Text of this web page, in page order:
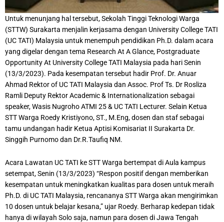
Untuk menunjang hal tersebut, Sekolah Tinggi Teknologi Warga
(STTW) Surakarta menjalin kerjasama dengan University College TATI
(UC TATI) Malaysia untuk menempuh pendidikan Ph.D. dalam acara
yang digelar dengan tema Research At A Glance, Postgraduate
Opportunity At University College TATI Malaysia pada hari Senin
(13/3/2023). Pada kesempatan tersebut hadir Prof. Dr. Anuar
Ahmad Rektor of UC TATI Malaysia dan Assoc. Prof Ts. Dr Rosliza
Ramli Deputy Rektor Academic & Internationalization sebagai
speaker, Wasis Nugroho ATMI 25 & UC TATI Lecturer. Selain Ketua
STT Warga Roedy Kristiyono, ST., M.Eng, dosen dan staf sebagai
tamu undangan hadir Ketua Aptisi Komisariat II Surakarta Dr.
Singgih Purnomo dan Dr.R.Taufiq NM.
Acara Lawatan UC TATI ke STT Warga bertempat di Aula kampus
setempat, Senin (13/3/2023) “Respon positif dengan memberikan
kesempatan untuk meningkatkan kualitas para dosen untuk meraih
Ph.D. di UC TATI Malaysia, rencananya STT Warga akan mengirimkan
10 dosen untuk belajar kesana,” ujar Roedy. Berharap kedepan tidak
hanya di wilayah Solo saja, namun para dosen di Jawa Tengah